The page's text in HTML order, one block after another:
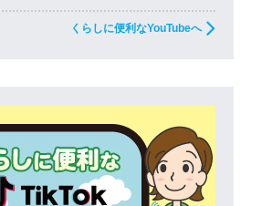
くらしに便利なYouTubeへ